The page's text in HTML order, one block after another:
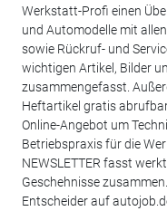
Werkstatt-Profi einen
und Automodelle mit
sowie Rückruf- und
wichtigen Artikel, Bilder
zusammengefasst.
Heftartikel gratis
Online-Angebot um
Betriebspraxis für die
NEWSLETTER fasst
Geschehnisse
Entscheider auf